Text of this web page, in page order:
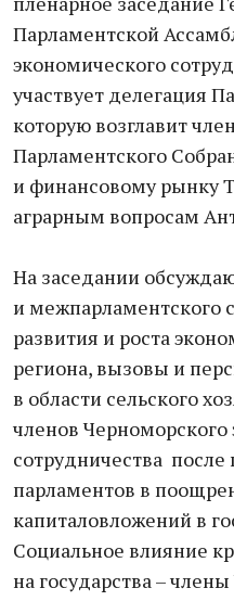
Парламентской
экономического
участвует делегация
которую возглавит
Парламентского
и финансовому рынку
аграрным вопросам
На заседании
и межпарламентского
развития и роста
региона, вызовы и
в области сельского
членов
сотрудничества
парламентов в
капиталовложений в
Социальное влияние
на государства –